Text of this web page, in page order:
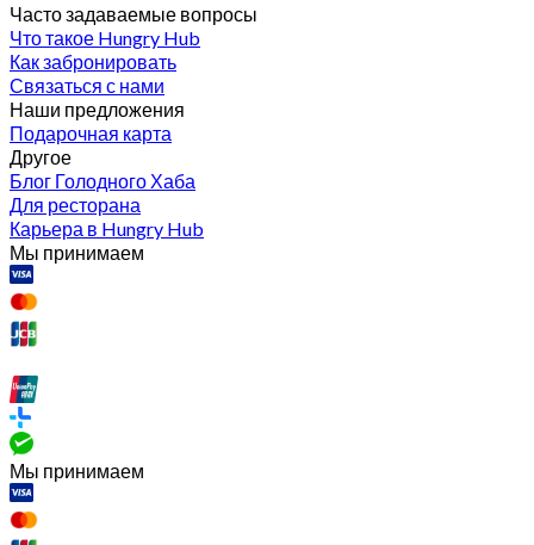
Часто задаваемые вопросы
Что такое Hungry Hub
Как забронировать
Связаться с нами
Наши предложения
Подарочная карта
Другое
Блог Голодного Хаба
Для ресторана
Карьера в Hungry Hub
Мы принимаем
Мы принимаем